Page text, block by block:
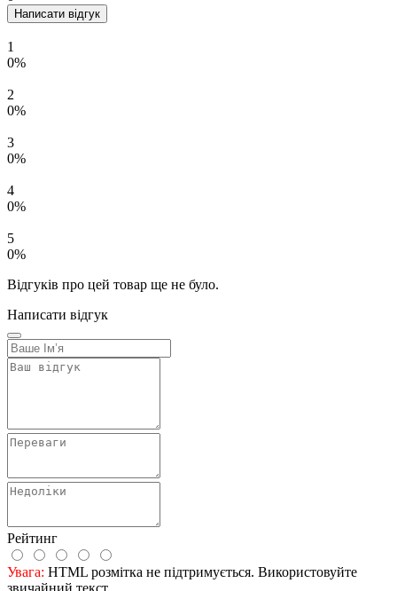
Написати відгук
1
0%
2
0%
3
0%
4
0%
5
0%
Відгуків про цей товар ще не було.
Написати відгук
Рейтинг
Увага: HTML розмітка не підтримується. Використовуйте